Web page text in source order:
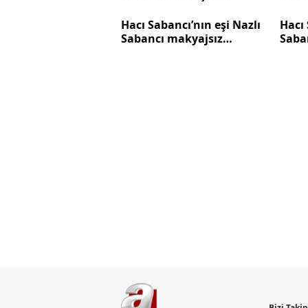
kalmadı
Hacı Sabancı’nın eşi Nazlı
Sabancı makyajsız